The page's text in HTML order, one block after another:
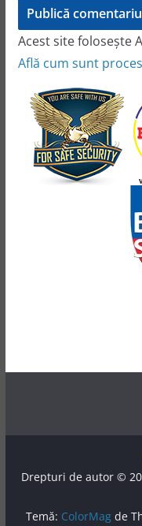
Acest site folosește
Află cum sunt
Drepturi de autor ©
Temă: ColorMag de